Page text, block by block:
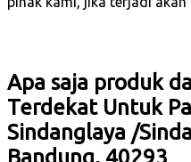
Apa saja produk
Terdekat Untuk
Sindanglaya /
Bandung, 40293